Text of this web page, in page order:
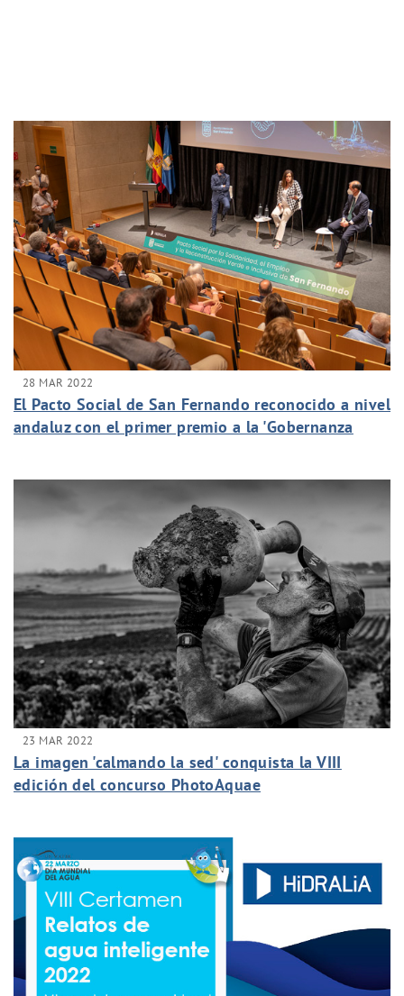
28 MAR 2022
El Pacto Social de San Fernando reconocido a nivel
andaluz con el primer premio a la 'Gobernanza
23 MAR 2022
La imagen 'calmando la sed' conquista la VIII
edición del concurso PhotoAquae